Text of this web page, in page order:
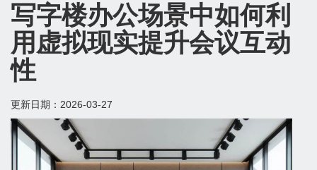
写字楼办公场景中如何利
用虚拟现实提升会议互动
性
更新日期： 2026-03-27